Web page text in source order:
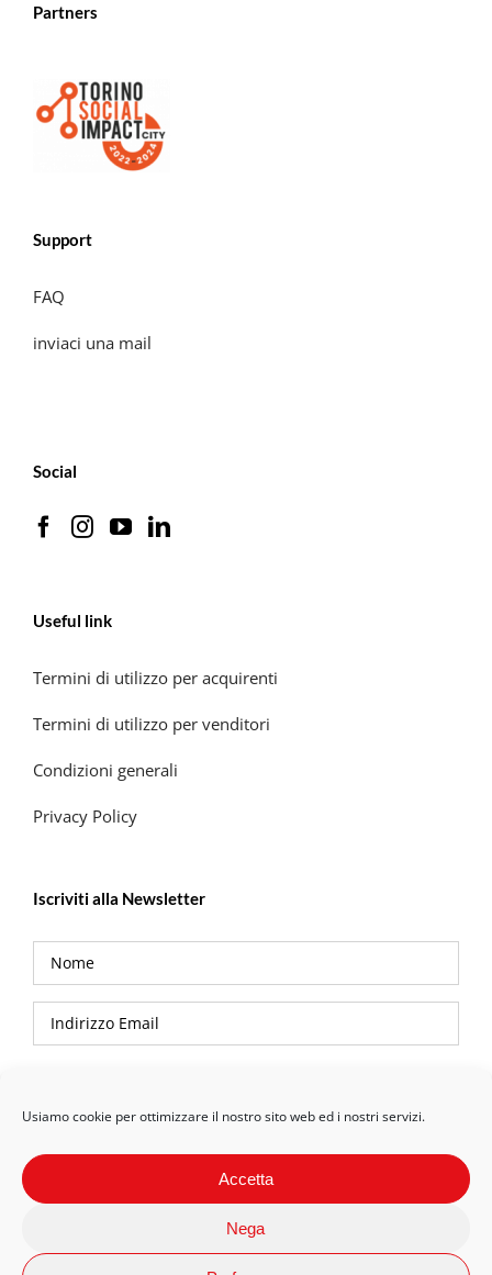
Usiamo cookie per ottimizzare il nostro sito web ed i nostri servizi.
Accetta
Nega
Partners
Support
FAQ
inviaci una mail
Social
Useful link
Termini di utilizzo per acquirenti
Termini di utilizzo per venditori
Condizioni generali
Privacy Policy
Iscriviti alla Newsletter